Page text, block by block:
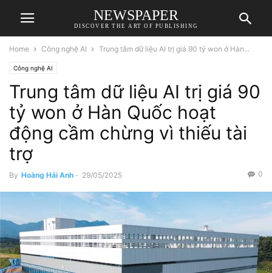
NEWSPAPER
DISCOVER THE ART OF PUBLISHING
Home Công nghệ AI Trung tâm dữ liệu AI trị giá 90 tỷ won ở Hàn...
Công nghệ AI
Trung tâm dữ liệu AI trị giá 90
tỷ won ở Hàn Quốc hoạt
động cầm chừng vì thiếu tài
trợ
By Hoàng Hải Anh - 29/05/2025 0